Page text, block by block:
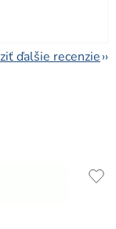
ďalšie recenzie